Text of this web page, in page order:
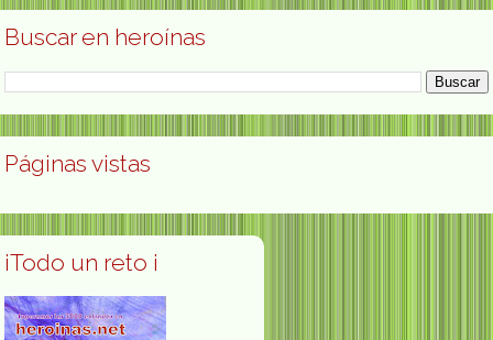
Buscar en heroínas
Páginas vistas
¡Todo un reto ¡